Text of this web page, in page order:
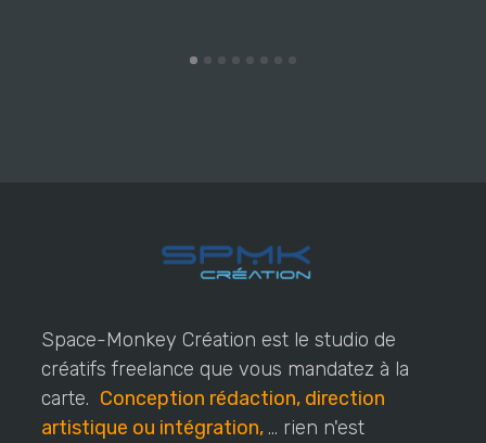
Space-Monkey Création est le studio de
créatifs freelance que vous mandatez à la
carte. Conception rédaction, direction
artistique ou intégration, ... rien n'est